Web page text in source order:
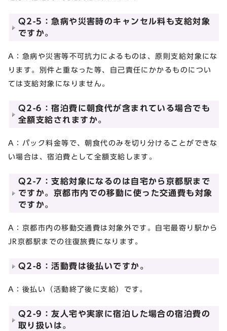
Q2-5：急病や災害時のキャンセル料も支給対象
ですか。
A：急病や災害等不可抗力によるものは、原則支給対象にな
ります。別件と重なった等、自己責任にかかるものについ
ては支給対象になりません。
Q2-6：宿泊費に朝食代が含まれている場合でも
全額支給されますか。
A：パック料金等で、朝食代のみを切り分けることができな
い場合は、宿泊費として全額支給します。
Q2-7：支給対象になるのは自宅から京都駅まで
ですか。京都市内での移動に使った交通費も対象
ですか。
A：京都市内の移動交通費は対象外です。自宅最寄り駅から
JR京都駅までの往復旅費になります。
Q2-8：活動費は後払いですか。
A：後払い（活動終了後に支給）です。
Q2-9：友人宅や実家に宿泊した場合の宿泊費の
取り扱いは。